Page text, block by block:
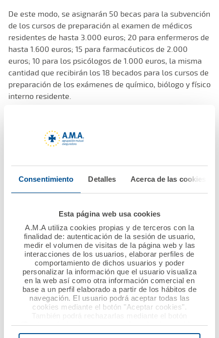
Consentimiento Detalles Acerca de las cookies
Esta página web usa cookies
A.M.A utiliza cookies propias y de terceros con la
finalidad de: autenticación de la sesión de usuario,
medir el volumen de visitas de la página web y las
interacciones de los usuarios, elaborar perfiles de
comportamiento de dichos usuarios y poder
personalizar la información que el usuario visualiza
en la web así como otra información comercial en
base a un perfil elaborado a partir de los hábitos de
navegación. El usuario podrá aceptar todas las
cookies mediante el botón "Aceptar cookies".
También podrá rechazarlas mediante el botón
"Rechazar", donde se rechazarán todas las cookies
menos las necesarias para permitir el acceso a los
De este modo, se asignarán 50 becas para la subvención
de los cursos de preparación al examen de médicos
residentes de hasta 3.000 euros; 20 para enfermeros de
hasta 1.600 euros; 15 para farmacéuticos de 2.000
euros; 10 para los psicólogos de 1.000 euros, la misma
cantidad que recibirán los 18 becados para los cursos de
preparación de los exámenes de químico, biólogo y físico
interno residente.
convocatoria de 11 becas veterinarias, dotadas con un
máximo de 1.000 euros cada una, destinándose
finaliza el 15 de febrero de 2021; el 18 de febrero, un
notario escogerá, entre todos los inscritos en plazo, a
los becarios premiados.
La participación en esta convocatoria es gratuita para
todos los licenciados/graduados en medicina, farmacia,
enfermería, psicología, química, biología y física así
como veterinarios y estudiantes de último año que
prevean finalizar sus estudios con anterioridad a la
que se ha habilitado en la página web de la Fundación